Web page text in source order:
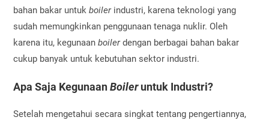
bahan bakar untukboilerindustri, karena teknologi yang
sudah memungkinkan penggunaan tenaga nuklir. Oleh
karena itu, kegunaanboiler dengan berbagai bahan bakar
cukup banyak untuk kebutuhan sektor industri.
Apa Saja KegunaanBoileruntuk Industri?
Setelah mengetahui secara singkat tentang pengertiannya,